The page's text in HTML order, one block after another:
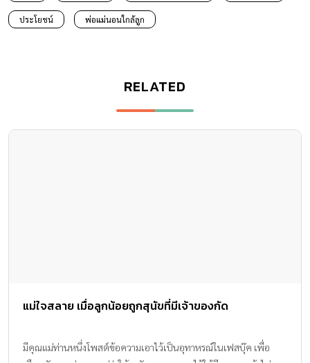
ประโยชน์ พ่อแม่นอนใกล้ลูก
RELATED
แม่ใจสลาย เมื่อลูกน้อยถูกสุนัขที่มีเจ้าของกัด
มีคุณแม่ท่านหนึ่งโพสต์ข้อความเอาไว้เป็นอุทาหรณ์ในเฟสบุ๊ค เพื่อ